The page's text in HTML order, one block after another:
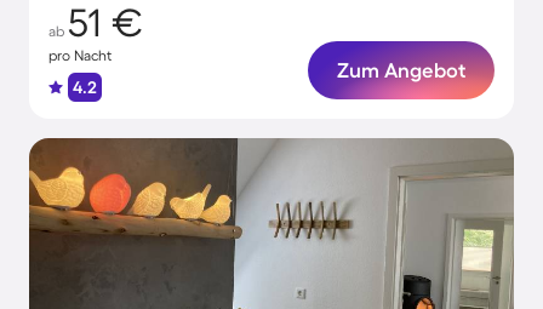
ab 51 €
pro Nacht
4.2
Zum Angebot